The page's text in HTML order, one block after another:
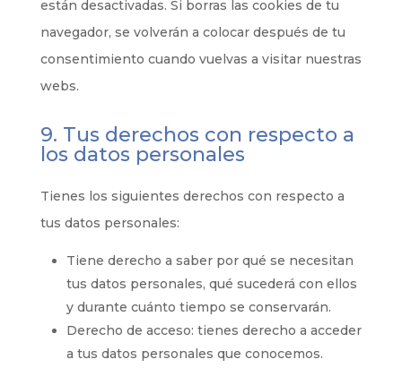
están desactivadas. Si borras las cookies de tu
navegador, se volverán a colocar después de tu
consentimiento cuando vuelvas a visitar nuestras
webs.
9. Tus derechos con respecto a
los datos personales
Tienes los siguientes derechos con respecto a
tus datos personales:
Tiene derecho a saber por qué se necesitan
tus datos personales, qué sucederá con ellos
y durante cuánto tiempo se conservarán.
Derecho de acceso: tienes derecho a acceder
a tus datos personales que conocemos.